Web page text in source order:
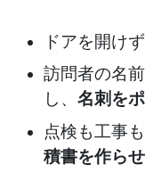
ドアを開けず
訪問者の名
し、 名刺を
点検も工事
積書を作ら